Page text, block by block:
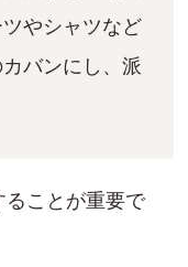
やシャツなど
バンにし、派
ることが重要で